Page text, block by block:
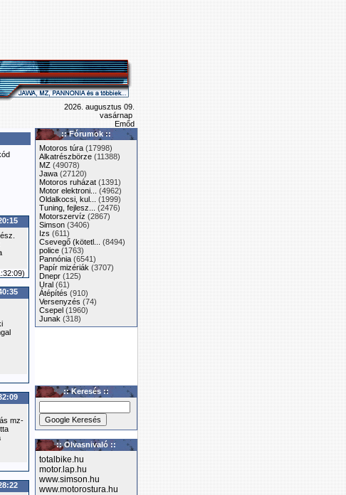
2026. augusztus 09.
vasárnap
Emőd
mz-
:: Fórumok ::
Motoros túra (17998)
Alkatrészbörze (11388)
MZ (49078)
Jawa (27120)
Motoros ruházat (1391)
Motor elektroni...
(4962)
Oldalkocsi, kul...
(1999)
Tuning, fejlesz...
(2476)
Motorszervíz (2867)
Simson (3406)
Izs (611)
Csevegő (kötetl...
(8494)
police (1763)
Pannónia (6541)
Papír mizériák (3707)
Dnepr (125)
Ural (61)
Átépítés (910)
Versenyzés (74)
Csepel (1960)
Junak (318)
:: Keresés ::
:: Olvasnivaló ::
totalbike.hu
motor.lap.hu
www.simson.hu
www.motorostura.hu